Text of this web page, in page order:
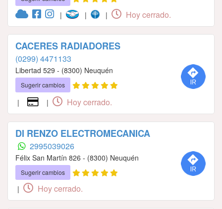
| | | Hoy cerrado.
CACERES RADIADORES
(0299) 4471133
Libertad 529 - (8300) Neuquén
Sugerir cambios
| | Hoy cerrado.
DI RENZO ELECTROMECANICA
2995039026
Félix San Martín 826 - (8300) Neuquén
Sugerir cambios
| Hoy cerrado.